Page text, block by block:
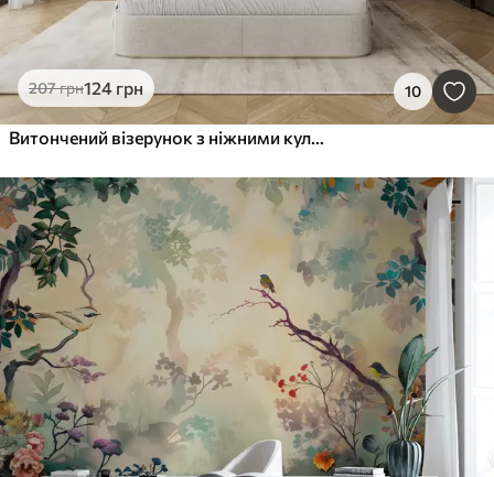
207грн124 грн 10
Витончений візерунок з ніжними кульбабами, рослинами та польовими квітами в бежево-сірих тонах